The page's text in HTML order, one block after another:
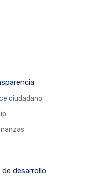
ciudadano
de desarrollo